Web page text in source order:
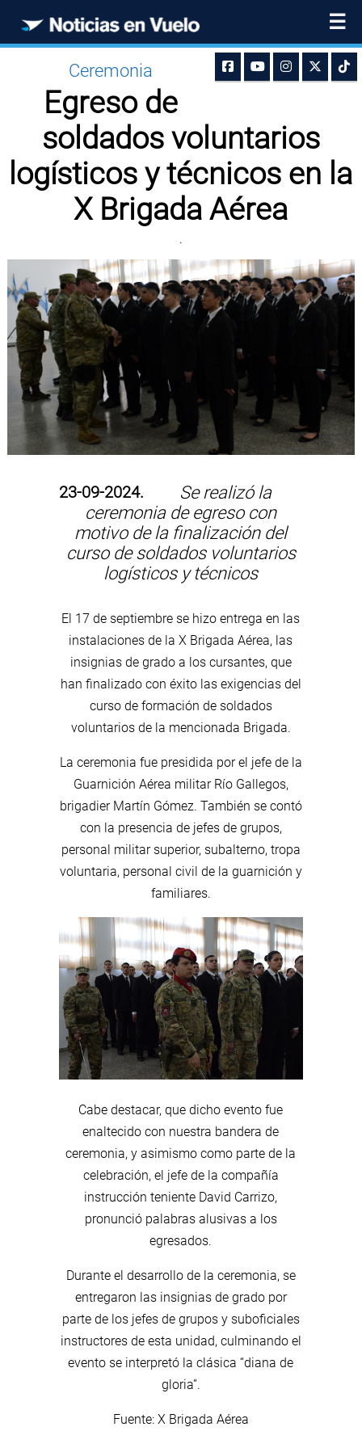
☰
Ceremonia
Egreso de
soldados voluntarios
logísticos y técnicos en la
X Brigada Aérea
.
23-09-2024.
Se realizó la
ceremonia de egreso con
motivo de la finalización del
curso de soldados voluntarios
logísticos y técnicos
El 17 de septiembre se hizo entrega en las
instalaciones de la X Brigada Aérea, las
insignias de grado a los cursantes, que
han finalizado con éxito las exigencias del
curso de formación de soldados
voluntarios de la mencionada Brigada.
La ceremonia fue presidida por el jefe de la
Guarnición Aérea militar Río Gallegos,
brigadier Martín Gómez. También se contó
con la presencia de jefes de grupos,
personal militar superior, subalterno, tropa
voluntaria, personal civil de la guarnición y
familiares.
Cabe destacar, que dicho evento fue
enaltecido con nuestra bandera de
ceremonia, y asimismo como parte de la
celebración, el jefe de la compañía
instrucción teniente David Carrizo,
pronunció palabras alusivas a los
egresados.
Durante el desarrollo de la ceremonia, se
entregaron las insignias de grado por
parte de los jefes de grupos y suboficiales
instructores de esta unidad, culminando el
evento se interpretó la clásica “diana de
gloria”.
Fuente: X Brigada Aérea